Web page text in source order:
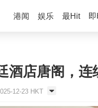
港闻 娱乐 最Hit
酒店唐阁，
12-23 HKT